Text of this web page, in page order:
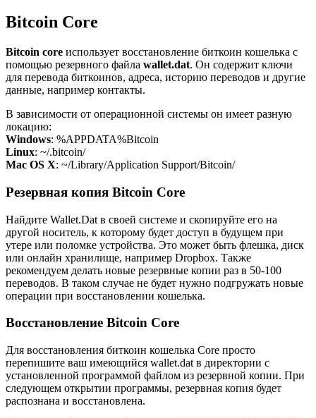
Bitcoin Core
Bitcoin core использует восстановление биткоин кошелька с
помощью резервного файла wallet.dat. Он содержит ключи
для перевода биткоинов, адреса, историю переводов и другие
данные, например контакты.
В зависимости от операционной системы он имеет разную
локацию:
Windows: %APPDATA%Bitcoin
Linux: ~/.bitcoin/
Mac OS X: ~/Library/Application Support/Bitcoin/
Резервная копия Bitcoin Core
Найдите Wallet.Dat в своей системе и скопируйте его на
другой носитель, к которому будет доступ в будущем при
утере или поломке устройства. Это может быть флешка, диск
или онлайн хранилище, например Dropbox. Также
рекомендуем делать новые резервные копии раз в 50-100
переводов. В таком случае не будет нужно подгружать новые
операции при восстановлении кошелька.
Восстановление Bitcoin Core
Для восстановления биткоин кошелька Core просто
перепишите ваш имеющийся wallet.dat в директории с
установленной программой файлом из резервной копии. При
следующем открытии программы, резервная копия будет
распознана и восстановлена.